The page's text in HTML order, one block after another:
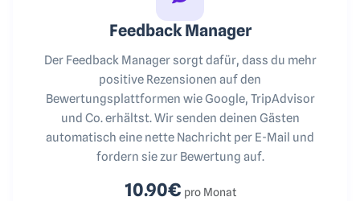
Feedback Manager
Der Feedback Manager sorgt dafür, dass du mehr
positive Rezensionen auf den
Bewertungsplattformen wie Google, TripAdvisor
und Co. erhältst. Wir senden deinen Gästen
automatisch eine nette Nachricht per E-Mail und
fordern sie zur Bewertung auf.
10.90€ pro Monat